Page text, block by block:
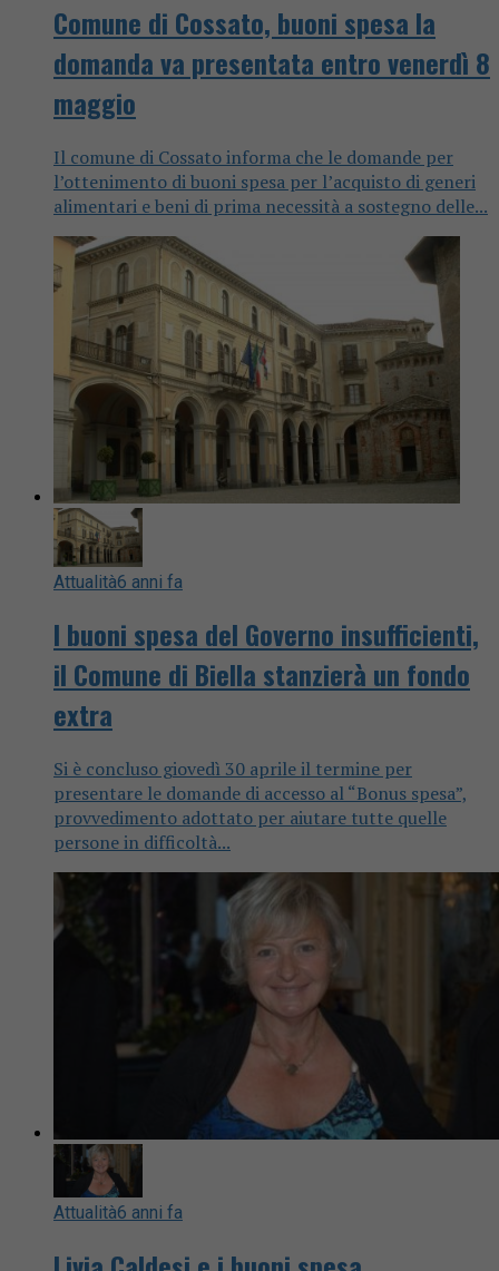
Comune di Cossato, buoni spesa la
domanda va presentata entro venerdì 8
maggio
Il comune di Cossato informa che le domande per
l’ottenimento di buoni spesa per l’acquisto di generi
alimentari e beni di prima necessità a sostegno delle...
Attualità6 anni fa
I buoni spesa del Governo insufficienti,
il Comune di Biella stanzierà un fondo
extra
Si è concluso giovedì 30 aprile il termine per
presentare le domande di accesso al “Bonus spesa”,
provvedimento adottato per aiutare tutte quelle
persone in difficoltà...
Attualità6 anni fa